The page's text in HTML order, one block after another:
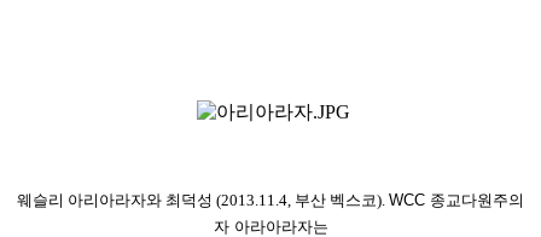
웨슬리 아리아라자와 최덕성 (2013.11.4, 부산 벡스코). WCC 종교다원주의
자 아라아라자는